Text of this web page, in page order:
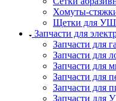
Хомуты-
Щетки для
Запчасти для
Запчасти для
Запчасти для
Запчасти для
Запчасти для
Запчасти для
Запчасти